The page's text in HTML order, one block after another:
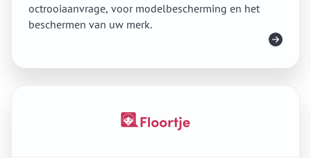
octrooiaanvrage, voor modelbescherming en het
beschermen van uw merk.